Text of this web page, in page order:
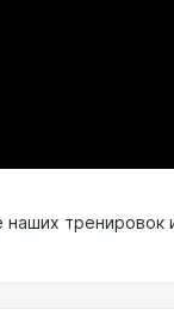
наших тренировок